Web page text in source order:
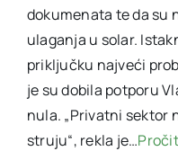
dokumenata te da su
ulaganja u solar.
priključku najveći
je su dobila potporu
nula. „Privatni sektor
struju“, rekla je…